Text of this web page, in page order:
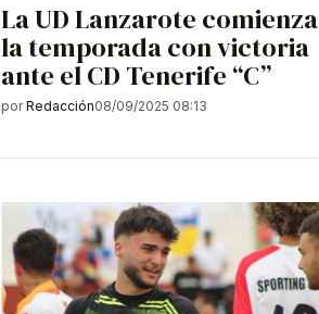
La UD Lanzarote comienza
la temporada con victoria
ante el CD Tenerife “C”
por Redacción08/09/2025 08:13